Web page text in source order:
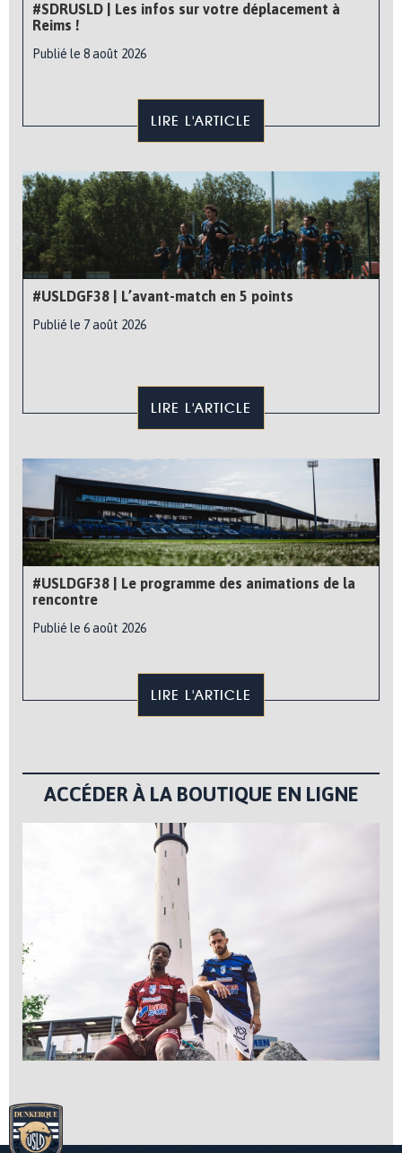
#SDRUSLD | Les infos sur votre déplacement à
Reims !
Publié le 8 août 2026
LIRE L'ARTICLE
#USLDGF38 | L’avant-match en 5 points
Publié le 7 août 2026
LIRE L'ARTICLE
#USLDGF38 | Le programme des animations de la
rencontre
Publié le 6 août 2026
LIRE L'ARTICLE
ACCÉDER À LA BOUTIQUE EN LIGNE